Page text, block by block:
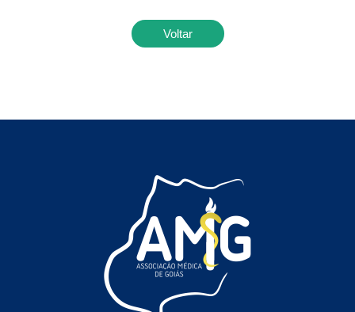
Voltar